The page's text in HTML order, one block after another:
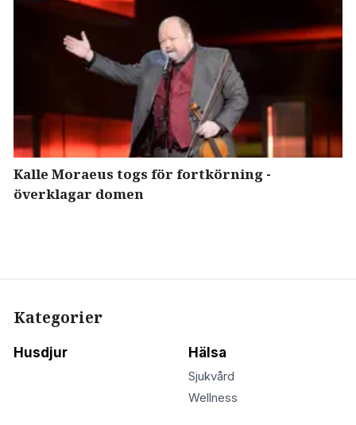
Kalle Moraeus togs för fortkörning -
överklagar domen
Kategorier
Husdjur Hälsa
Sjukvård
Wellness